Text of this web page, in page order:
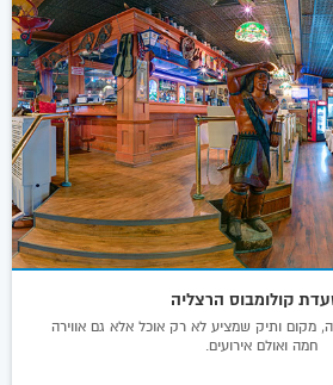
קולומבוס הרצליה
מקום ותיק שמציע לא רק אוכל אלא גם אווירה
חמה ואולם אירועים.